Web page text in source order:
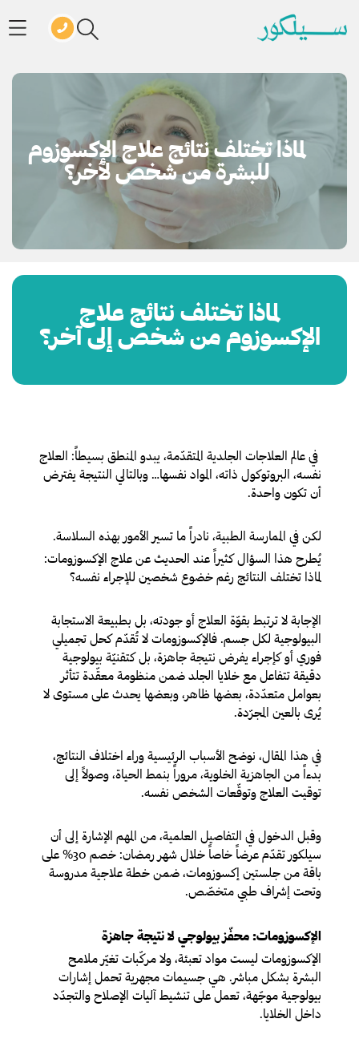
لماذا تختلف نتائج علاج الإكسوزوم
للبشرة من شخص لآخر؟
لماذا تختلف نتائج علاج
الإكسوزوم من شخص إلى آخر؟
في عالم العلاجات الجلدية المتقدّمة، يبدو المنطق بسيطاً: العلاج
نفسه، البروتوكول ذاته، المواد نفسها… وبالتالي النتيجة يفترض
أن تكون واحدة.
لكن في الممارسة الطبية، نادراً ما تسير الأمور بهذه السلاسة.
يُطرح هذا السؤال كثيراً عند الحديث عن علاج الإكسوزومات:
لماذا تختلف النتائج رغم خضوع شخصين للإجراء نفسه؟
الإجابة لا ترتبط بقوّة العلاج أو جودته، بل بطبيعة الاستجابة
البيولوجية لكل جسم. فالإكسوزومات لا تُقدّم كحل تجميلي
فوري أو كإجراء يفرض نتيجة جاهزة، بل كتقنيّة بيولوجية
دقيقة تتفاعل مع خلايا الجلد ضمن منظومة معقّدة تتأثر
بعوامل متعدّدة، بعضها ظاهر، وبعضها يحدث على مستوى لا
يُرى بالعين المجرّدة.
في هذا المقال، نوضح الأسباب الرئيسية وراء اختلاف النتائج،
بدءاً من الجاهزية الخلوية، مروراً بنمط الحياة، وصولاً إلى
توقيت العلاج وتوقّعات الشخص نفسه.
وقبل الدخول في التفاصيل العلمية، من المهم الإشارة إلى أن
سيلكور تقدّم عرضاً خاصاً خلال شهر رمضان: خصم 30% على
باقة من جلستين إكسوزومات، ضمن خطة علاجية مدروسة
وتحت إشراف طبي متخصّص.
الإكسوزومات: محفّز بيولوجي لا نتيجة جاهزة
الإكسوزومات ليست مواد تعبئة، ولا مركّبات تغيّر ملامح
البشرة بشكل مباشر. هي جسيمات مجهرية تحمل إشارات
بيولوجية موجّهة، تعمل على تنشيط آليات الإصلاح والتجدّد
داخل الخلايا.